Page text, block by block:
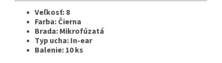
Veľkosť: 8
Farba: Čierna
Brada: Mikrofúzatá
Typ ucha: In-ear
Balenie: 10 ks